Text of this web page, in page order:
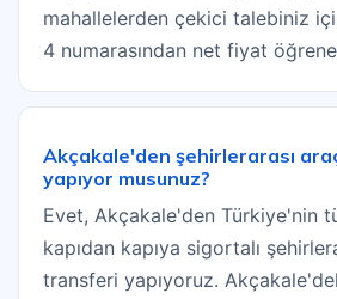
mahallelerden çekici talebiniz
4 numarasından net fiyat
Akçakale'den şehirlerarası
yapıyor musunuz?
Evet, Akçakale'den Türkiye'nin
kapıdan kapıya sigortalı
transferi yapıyoruz.